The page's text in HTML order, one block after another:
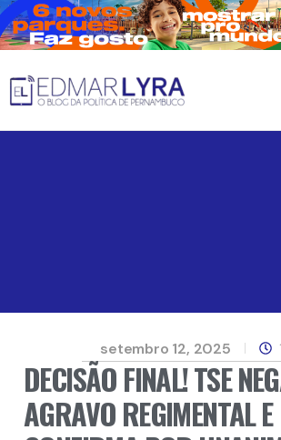
setembro 12, 2025
DECISÃO FINAL! TSE
AGRAVO REGIMENTAL E